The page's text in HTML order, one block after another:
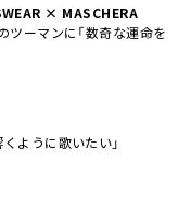
× MASCHERA
ツーマンに「数奇な運命を
ように歌いたい」